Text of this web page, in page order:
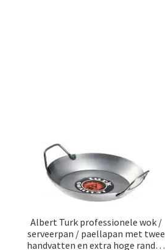
Albert Turk professionele wok /
serveerpan / paellapan met twee
handvatten en extra hoge rand…